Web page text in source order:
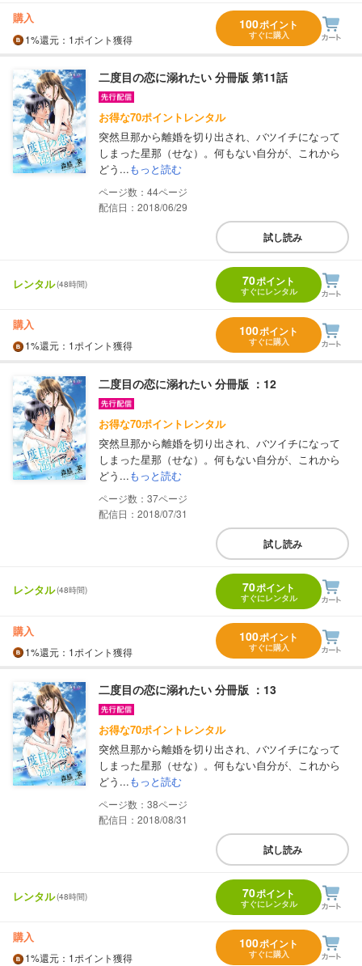
購入
1%還元 ：1ポイント獲得
100ポイント
すぐに購入
二度目の恋に溺れたい 分冊版 第11話
お得な70ポイントレンタル
突然旦那から離婚を切り出され、バツイチになって
しまった星那（せな）。何もない自分が、これから
どう...もっと読む
44
配信日：2018/06/29
試し読み
レンタル(48時間) 70ポイント
すぐにレンタル
購入
1%還元 ：1ポイント獲得
100ポイント
すぐに購入
二度目の恋に溺れたい 分冊版 ：12
お得な70ポイントレンタル
突然旦那から離婚を切り出され、バツイチになって
しまった星那（せな）。何もない自分が、これから
どう...もっと読む
37
配信日：2018/07/31
試し読み
レンタル(48時間) 70ポイント
すぐにレンタル
購入
1%還元 ：1ポイント獲得
100ポイント
すぐに購入
二度目の恋に溺れたい 分冊版 ：13
お得な70ポイントレンタル
突然旦那から離婚を切り出され、バツイチになって
しまった星那（せな）。何もない自分が、これから
どう...もっと読む
38
配信日：2018/08/31
試し読み
レンタル(48時間) 70ポイント
すぐにレンタル
購入
1%還元 ：1ポイント獲得
100ポイント
すぐに購入